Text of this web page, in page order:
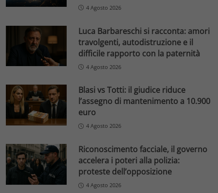
4 Agosto 2026
Luca Barbareschi si racconta: amori
travolgenti, autodistruzione e il
difficile rapporto con la paternità
4 Agosto 2026
Blasi vs Totti: il giudice riduce
l’assegno di mantenimento a 10.900
euro
4 Agosto 2026
Riconoscimento facciale, il governo
accelera i poteri alla polizia:
proteste dell’opposizione
4 Agosto 2026